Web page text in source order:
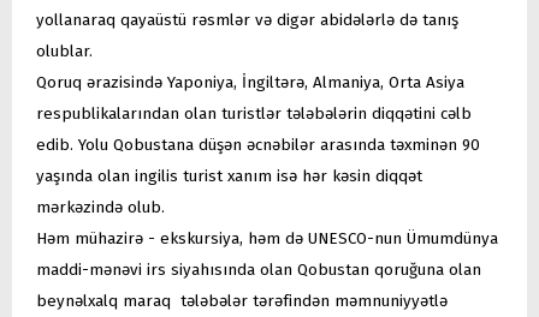
yollanaraq qayaüstü rəsmlər və digər abidələrlə də tanış
olublar.
Qoruq ərazisində Yaponiya, İngiltərə, Almaniya, Orta Asiya
respublikalarından olan turistlər tələbələrin diqqətini cəlb
edib. Yolu Qobustana düşən əcnəbilər arasında təxminən 90
yaşında olan ingilis turist xanım isə hər kəsin diqqət
mərkəzində olub.
Həm mühazirə - ekskursiya, həm də UNESCO-nun Ümumdünya
maddi-mənəvi irs siyahısında olan Qobustan qoruğuna olan
beynəlxalq maraq tələbələr tərəfindən məmnuniyyətlə